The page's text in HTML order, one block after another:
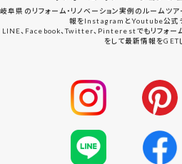
岐阜県のリフォーム・リノベーション実例のルームツ
報をInstagramとYoutube公式
LINE、Facebook、Twitter、Pinterestでもリフォー
をして最新情報をGETし